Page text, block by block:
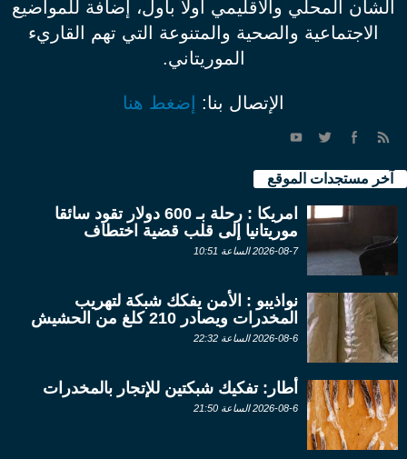
الشأن المحلي والاقليمي أولاً بأول، إضافة للمواضيع
الاجتماعية والصحية والمتنوعة التي تهم القاريء
الموريتاني.
الإتصال بنا: إضغط هنا
آخر مستجدات الموقع
امريكا : رحلة بـ 600 دولار تقود سائقا
موريتانيا إلى قلب قضية اختطاف
2026-08-7 الساعة 10:51
نواذيبو : الأمن يفكك شبكة لتهريب
المخدرات ويصادر 210 كلغ من الحشيش
2026-08-6 الساعة 22:32
أطار: تفكيك شبكتين للإتجار بالمخدرات
2026-08-6 الساعة 21:50